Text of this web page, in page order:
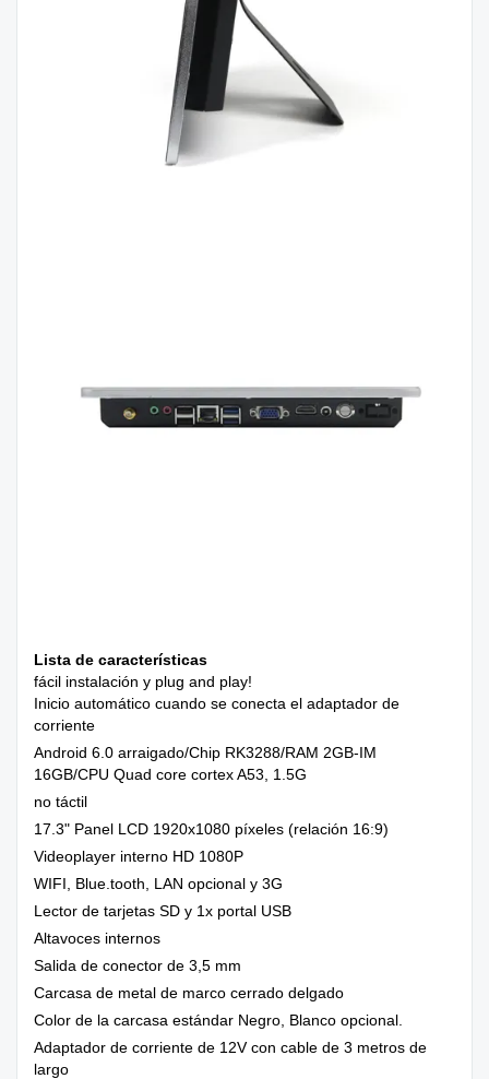
Lista de características
fácil instalación y plug and play!
Inicio automático cuando se conecta el adaptador de
corriente
Android 6.0 arraigado/Chip RK3288/RAM 2GB-IM
16GB/CPU Quad core cortex A53, 1.5G
no táctil
17.3" Panel LCD 1920x1080 píxeles (relación 16:9)
Videoplayer interno HD 1080P
WIFI, Blue.tooth, LAN opcional y 3G
Lector de tarjetas SD y 1x portal USB
Altavoces internos
Salida de conector de 3,5 mm
Carcasa de metal de marco cerrado delgado
Color de la carcasa estándar Negro, Blanco opcional.
Adaptador de corriente de 12V con cable de 3 metros de
largo